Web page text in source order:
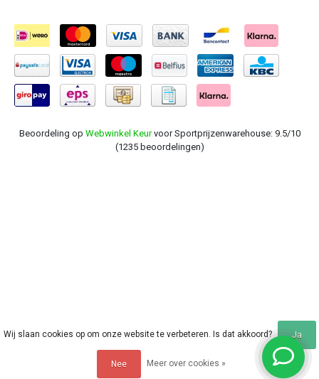
Beoordeling op Webwinkel Keurvoor Sportprijzenwarehouse: 9.5/10
(1235 beoordelingen)
Wij slaan cookies op om onze website te verbeteren. Is dat akkoord? Ja
Nee Meer over cookies »